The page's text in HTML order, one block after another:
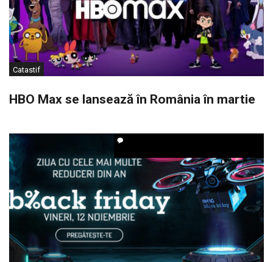
Catastif
HBO Max se lansează în România în martie